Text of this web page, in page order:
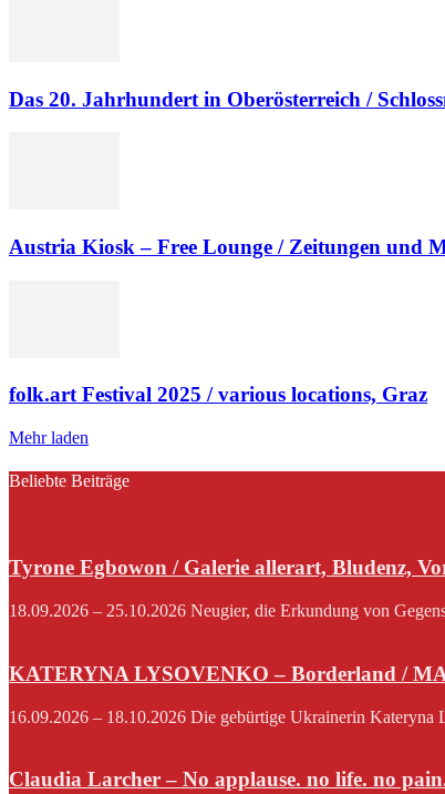
Das 20. Jahrhundert in Oberösterreich /
Austria Kiosk – Free Lounge / Zeitungen und
folk.art Festival 2025 / various locations, Graz
Mehr laden
Beliebte Beiträge
Tyrone Egbowon / Galerie allerart, Bludenz,
18.09.2026 – 25.10.2026 Neugier, die Erkundung von
KATERYNA LYSOVENKO – Borderland /
16.09.2026 – 18.10.2026 Die gebürtige Ukrainerin Kateryna
Claudia Larcher – No applause. no life. no